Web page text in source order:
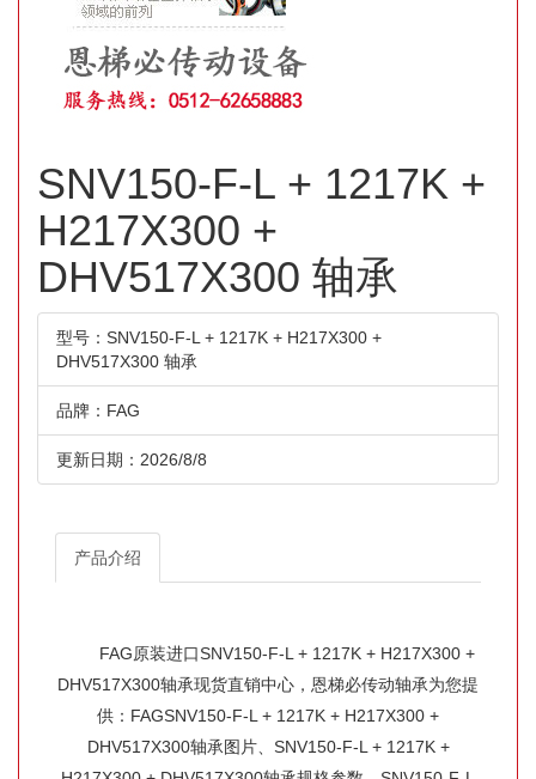
SNV150-F-L + 1217K +
H217X300 +
DHV517X300 轴承
型号：SNV150-F-L + 1217K + H217X300 +
DHV517X300 轴承
品牌：FAG
更新日期：2026/8/8
产品介绍
FAG原装进口SNV150-F-L + 1217K + H217X300 +
DHV517X300轴承现货直销中心，恩梯必传动轴承为您提
供：FAGSNV150-F-L + 1217K + H217X300 +
DHV517X300轴承图片、SNV150-F-L + 1217K +